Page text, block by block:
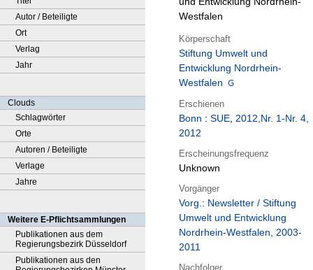
Autor / Beteiligte
Ort
Verlag
Jahr
Clouds
Schlagwörter
Orte
Autoren / Beteiligte
Verlage
Jahre
Weitere E-Pflichtsammlungen
Publikationen aus dem
Regierungsbezirk Düsseldorf
Publikationen aus den
Westfalen
Körperschaft
Stiftung Umwelt und
Entwicklung Nordrhein-
Westfalen
Erschienen
Bonn : SUE, 2012,Nr. 1-Nr. 4,
2012
Erscheinungsfrequenz
Unknown
Vorgänger
Vorg.: Newsletter / Stiftung
Umwelt und Entwicklung
Nordrhein-Westfalen, 2003-
2011
Nachfolger